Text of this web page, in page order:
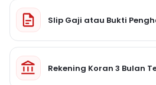
Slip Gaji atau Bukti
Rekening Koran 3 Bulan